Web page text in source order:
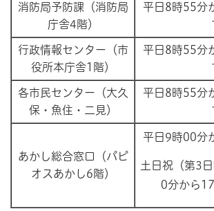
消防局予防課（消防局
庁舎4階）
平日8時55分
行政情報センター（市
役所本庁舎1階）
平日8時55分
各市民センター（大久
保・魚住・二見）
平日8時55分
あかし総合窓口（パピ
オスあかし6階）
平日9時00分
土日祝（第3
0分から